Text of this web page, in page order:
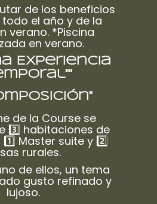
de los beneficios
todo el año y de la
verano. *Piscina
en verano.
Experiencia
de la Course se
3️⃣ habitaciones de
Master suite y 2️⃣
rurales.
de ellos, un tema
gusto refinado y
lujoso.